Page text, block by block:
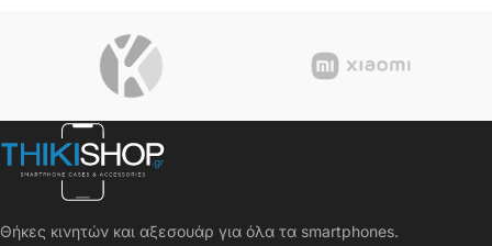
Θήκες κινητών και αξεσουάρ για όλα τα smartphones.